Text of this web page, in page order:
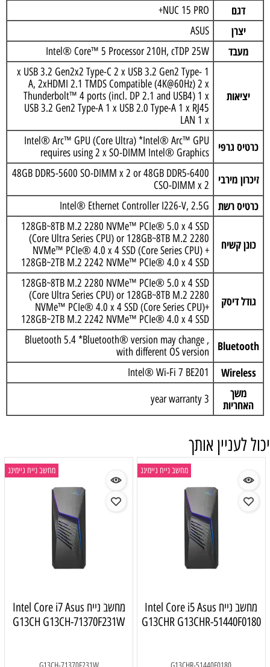
דגם NUC 15 PRO+
יצרן ASUS
מעבד Intel® Core™ 5 Processor 210H, cTDP 25W
יציאות
1 x USB 3.2 Gen2x2 Type-C 2 x USB 3.2 Gen2 Type-
A, 2xHDMI 2.1 TMDS Compatible (4K@60Hz) 2 x
Thunderbolt™ 4 ports (incl. DP 2.1 and USB4) 1 x
USB 3.2 Gen2 Type-A 1 x USB 2.0 Type-A 1 x RJ45
LAN 1 x
כרטיס גרפי
Intel® Arc™ GPU (Core Ultra) *Intel® Arc™ GPU
requires using 2 x SO-DIMM Intel® Graphics
זיכרון מירבי
48GB DDR5-5600 SO-DIMM x 2 or 48GB DDR5-6400
CSO-DIMM x 2
כרטיס רשת Intel® Ethernet Controller I226-V, 2.5G
כונן קשיח
128GB~8TB M.2 2280 NVMe™ PCIe® 5.0 x 4 SSD
(Core Ultra Series CPU) or 128GB~8TB M.2 2280
NVMe™ PCIe® 4.0 x 4 SSD (Core Series CPU) +
128GB~2TB M.2 2242 NVMe™ PCIe® 4.0 x 4 SSD
גודל דיסק
128GB~8TB M.2 2280 NVMe™ PCIe® 5.0 x 4 SSD
(Core Ultra Series CPU) or 128GB~8TB M.2 2280
NVMe™ PCIe® 4.0 x 4 SSD (Core Series CPU)+
128GB~2TB M.2 2242 NVMe™ PCIe® 4.0 x 4 SSD
Bluetooth
, Bluetooth 5.4 *Bluetooth® version may change
with different OS version
Wireless
Intel® Wi-Fi 7 BE201
משך
האחריות
3 year warranty
יכול לעניין אותך
מחשב נייח גיימינג
מחשב נייח Intel Core i5 Asus
G13CHR G13CHR-51440F0180
מחשב נייח גיימינג
מחשב נייח Intel Core i7 Asus
G13CH G13CH-71370F231W